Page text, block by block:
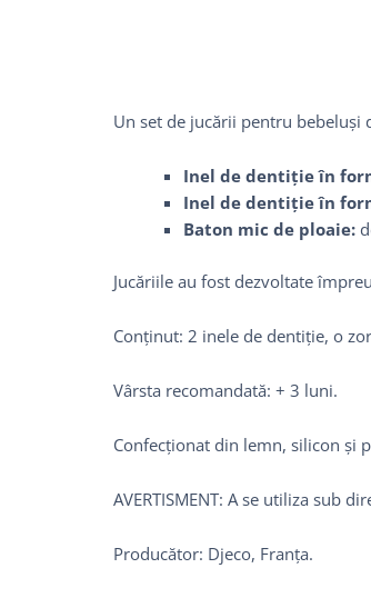
Un set de jucării pentru
Inel de dentiție în
Inel de dentiție în
Baton mic de ploaie:
Jucăriile au fost dezvoltate
Conținut: 2 inele de dentiție, o
Vârsta recomandată: + 3 luni.
Confecționat din lemn, silicon și
AVERTISMENT: A se utiliza sub
Producător: Djeco, Franța.